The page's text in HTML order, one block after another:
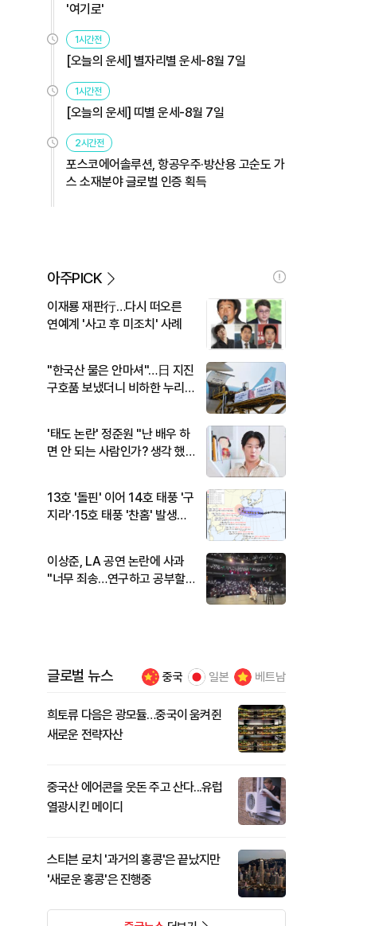
'여기로'
1시간전
[오늘의 운세] 별자리별 운세-8월 7일
1시간전
[오늘의 운세] 띠별 운세-8월 7일
2시간전
포스코에어솔루션, 항공우주·방산용 고순도 가
스 소재분야 글로벌 인증 획득
아주PICK
이재룡 재판行…다시 떠오른
연예계 '사고 후 미조치' 사례
"한국산 물은 안마셔"…日 지진
구호품 보냈더니 비하한 누리
'태도 논란' 정준원 "난 배우 하
면 안 되는 사람인가? 생각 했
13호 '돌핀' 이어 14호 태풍 '구
지라'·15호 태풍 '찬홈' 발생…
이상준, LA 공연 논란에 사과
"너무 죄송…연구하고 공부할
글로벌 뉴스 중국 일본 베트남
희토류 다음은 광모듈…중국이 움켜쥔
새로운 전략자산
중국산 에어콘을 웃돈 주고 산다...유럽
열광시킨 메이디
스티븐 로치 '과거의 홍콩'은 끝났지만
'새로운 홍콩'은 진행중